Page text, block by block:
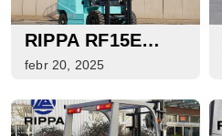
RIPPA RF15E
ELEKTROMOS
febr 20, 2025